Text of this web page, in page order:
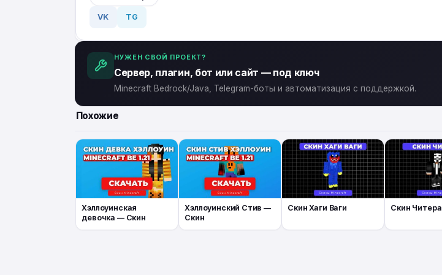
VK TG
НУЖЕН СВОЙ ПРОЕКТ?
Сервер, плагин, бот или сайт — под ключ
Minecraft Bedrock/Java, Telegram-боты и автоматизация с поддержкой.
Похожие
Хэллоуинская
девочка — Скин
Хэллоуинский Стив —
Скин
Скин Хаги Ваги Скин Читера